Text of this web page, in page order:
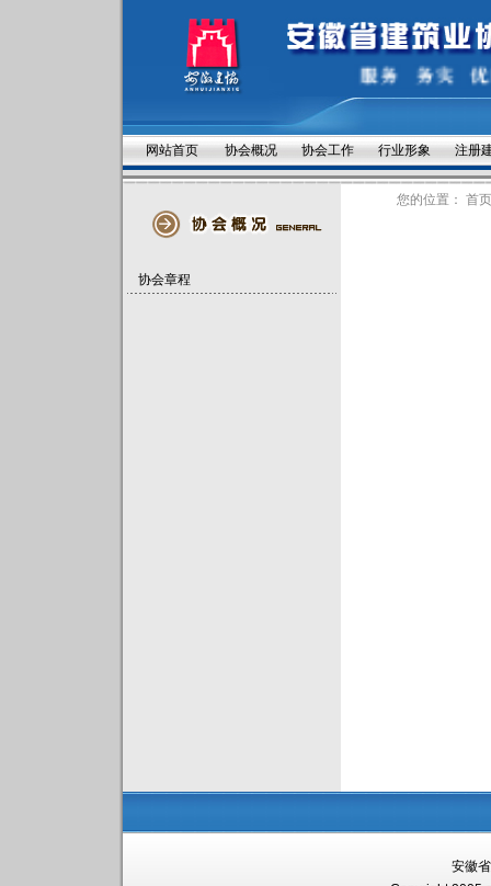
网站首页 协会概况 协会工作 行业形象 注册
协会章程
您的位置： 首页
安徽